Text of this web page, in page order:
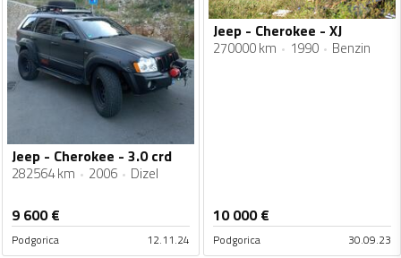
Jeep - Cherokee - 3.0 crd
282564 km 2006 Dizel
9 600€
Podgorica 12.11.24
Jeep - Cherokee - XJ
270000 km 1990 Benzin
10 000€
Podgorica 30.09.23